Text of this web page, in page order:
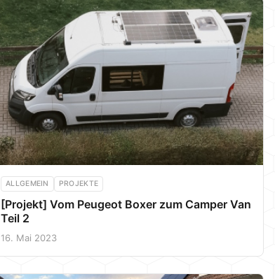
ALLGEMEIN PROJEKTE
[Projekt] Vom Peugeot Boxer zum Camper Van
Teil 2
16. Mai 2023